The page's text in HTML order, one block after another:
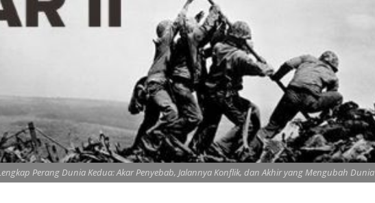
Perang Dunia Kedua: Akar Penyebab, Jalannya Konflik, dan Akhir yang Mengubah Dunia